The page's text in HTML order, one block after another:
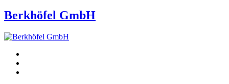
Berkhöfel GmbH